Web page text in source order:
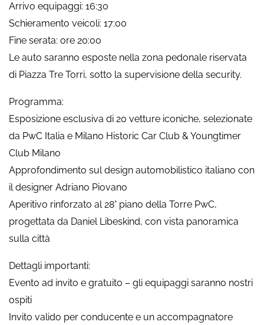
Arrivo equipaggi: 16:30
Schieramento veicoli: 17:00
Fine serata: ore 20:00
Le auto saranno esposte nella zona pedonale riservata
di Piazza Tre Torri, sotto la supervisione della security.
Programma:
Esposizione esclusiva di 20 vetture iconiche, selezionate
da PwC Italia e Milano Historic Car Club & Youngtimer
Club Milano
Approfondimento sul design automobilistico italiano con
il designer Adriano Piovano
Aperitivo rinforzato al 28° piano della Torre PwC,
progettata da Daniel Libeskind, con vista panoramica
sulla città
Dettagli importanti:
Evento ad invito e gratuito – gli equipaggi saranno nostri
ospiti
Invito valido per conducente e un accompagnatore